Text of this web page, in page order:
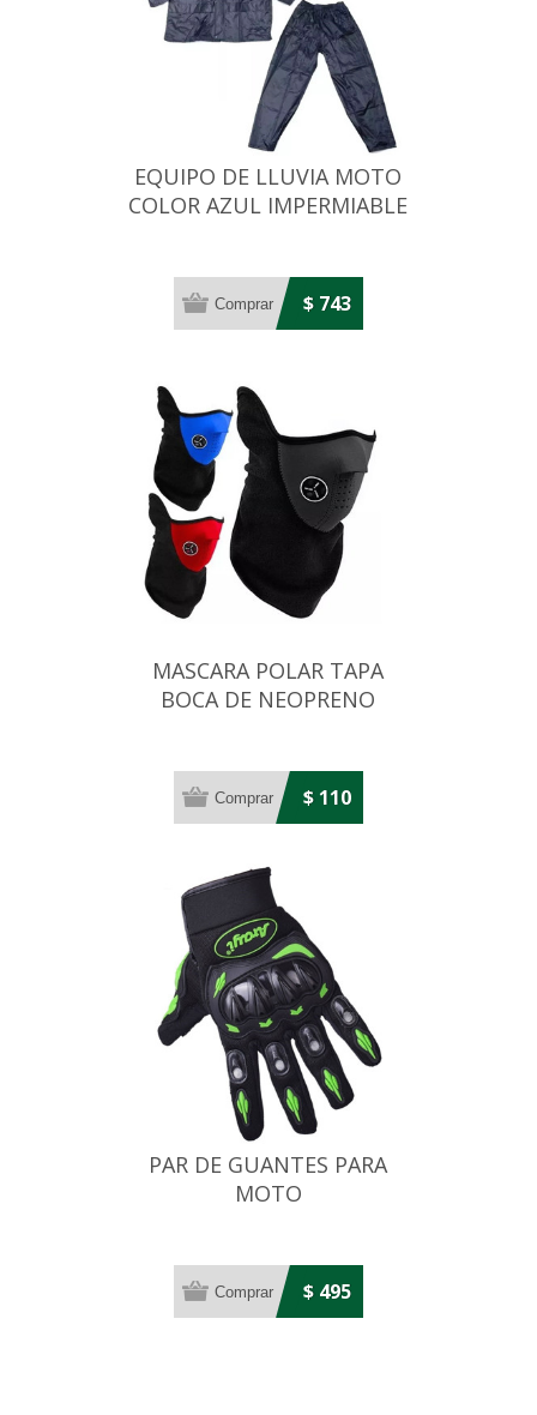
EQUIPO DE LLUVIA MOTO
COLOR AZUL IMPERMIABLE
$ 743
MASCARA POLAR TAPA
BOCA DE NEOPRENO
$ 110
PAR DE GUANTES PARA
MOTO
$ 495